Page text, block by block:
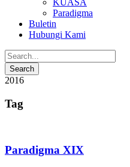
KUASA
Paradigma
Buletin
Hubungi Kami
2016
Tag
Paradigma XIX